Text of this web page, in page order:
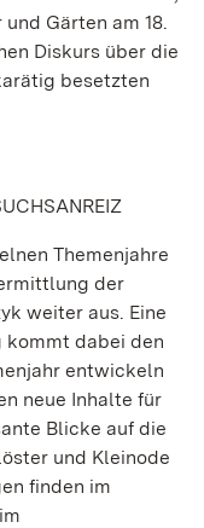
Gärten am 18.
Diskurs über die
besetzten
Themenjahre
der
weiter aus. Eine
dabei den
entwickeln
neue Inhalte für
Blicke auf die
und Kleinode
finden im